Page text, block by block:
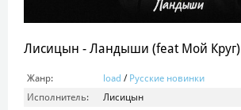
Лисицын - Ландыши (feat Мой Круг)
Жанр: load / Русские новинки
Исполнитель:
Лисицын